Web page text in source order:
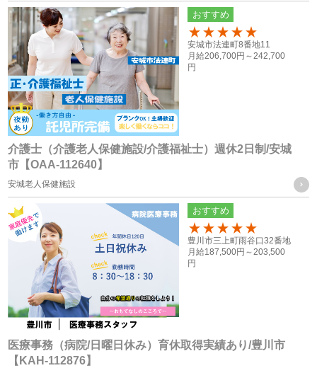
送、ファックス送信等）のため
・採用応募者への当社グループ各社の事業やその職務等に関
する各種情報を提供するため
・採用応募者の管理及び本人確認を行うため
お取引様に関する個人情報
・当社グループ会社におけるサービスの提供、ご連絡、各種
打ち合わせのため
・各種お問合せ及びご要望事項への対応の為
共同利用する個人情報の取得方法
従業員や登録スタッフの方の個人情報
・入社時又は登録時にお預かりした履歴書や入社手続きに必
要なその他の書類、お問い合わせフォーム、メール、口頭
（電話等）、その他書面による取得
応募者の方への個人情報
・採用応募時に取得した履歴書、お問い合せフォーム、エン
トリーフォーム、口頭（電話等）による取得
介護士（介護老人保健施設/介護福祉士）週休2日制/安城
市【OAA-112640】
安城老人保健施設
おすすめ
100
安城市法連町8番地11
月給206,700円～242,700
円
医療事務（病院/日曜日休み）育休取得実績あり/豊川市
【KAH-112876】
おすすめ
100
豊川市三上町雨谷口32番地
月給187,500円～203,500
円